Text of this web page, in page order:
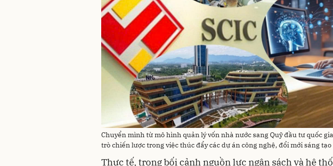
Chuyển mình từ mô hình quản lý vốn nhà nước sang Quỹ đầu tư quốc
trò chiến lược trong việc thúc đẩy các dự án công nghệ, đổi mới sáng tạo
Thực tế, trong bối cảnh nguồn lực ngân sách và hệ